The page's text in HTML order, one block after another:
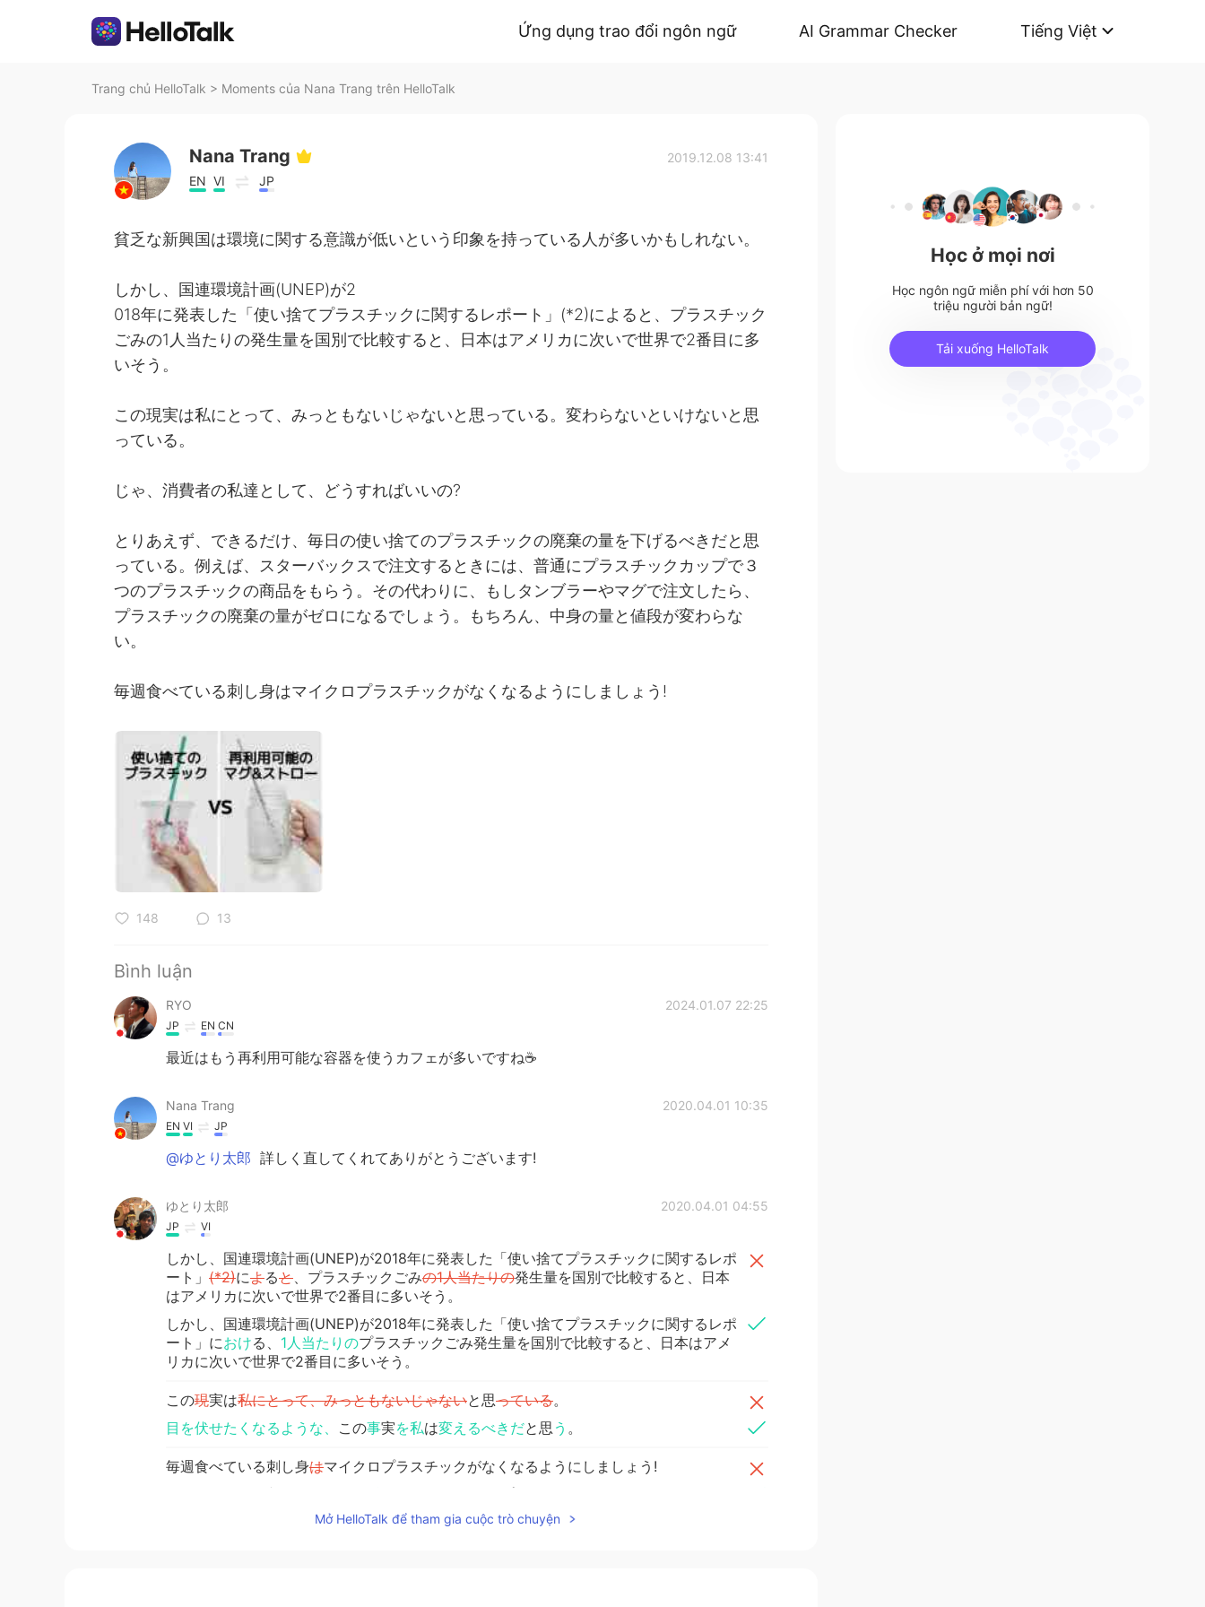
Ứng dụng trao đổi ngôn ngữ AI Grammar Checker Tiếng Việt
Trang chủ HelloTalk > Moments của Nana Trang trên HelloTalk
Nana Trang
EN VI JP
2019.12.08 13:41
貧乏な新興国は環境に関する意識が低いという印象を持っている人が多いかもしれない。
しかし、国連環境計画(UNEP)が2
018年に発表した「使い捨てプラスチックに関するレポート」(*2)によると、プラスチック
ごみの1人当たりの発生量を国別で比較すると、日本はアメリカに次いで世界で2番目に多
いそう。
この現実は私にとって、みっともないじゃないと思っている。変わらないといけないと思
っている。
じゃ、消費者の私達として、どうすればいいの?
とりあえず、できるだけ、毎日の使い捨てのプラスチックの廃棄の量を下げるべきだと思
っている。例えば、スターバックスで注文するときには、普通にプラスチックカップで３
つのプラスチックの商品をもらう。その代わりに、もしタンブラーやマグで注文したら、
プラスチックの廃棄の量がゼロになるでしょう。もちろん、中身の量と値段が変わらな
い。
毎週食べている刺し身はマイクロプラスチックがなくなるようにしましょう!
148 13
Bình luận
RYO 2024.01.07 22:25
JP EN CN
最近はもう再利用可能な容器を使うカフェが多いですね☕
Nana Trang 2020.04.01 10:35
EN VI JP
@ゆとり太郎 詳しく直してくれてありがとうございます!
ゆとり太郎 2020.04.01 04:55
JP VI
しかし、国連環境計画(UNEP)が2018年に発表した「使い捨てプラスチックに関するレポ
ート」 (*2)によると 、プラスチックごみの1人当たりの発生量を国別で比較すると、日本
はアメリカに次いで世界で2番目に多いそう。
しかし、国連環境計画(UNEP)が2018年に発表した「使い捨てプラスチックに関するレポ
ート」における、 1人当たりのプラスチックごみ発生量を国別で比較すると、日本はアメ
リカに次いで世界で2番目に多いそう。
この現実は私にとって、みっともないじゃないと思っている。
目を伏せたくなるような、 この事実を私は変えるべきだと思 う 。
毎週食べている刺し身はマイクロプラスチックがなくなるようにしましょう!
毎週食べている刺し身
マイクロプラスチックがなくなるようにしま
Mở HelloTalk để tham gia cuộc trò chuyện
Học ở mọi nơi
Học ngôn ngữ miễn phí với hơn 50
triệu người bản ngữ!
Tải xuống HelloTalk